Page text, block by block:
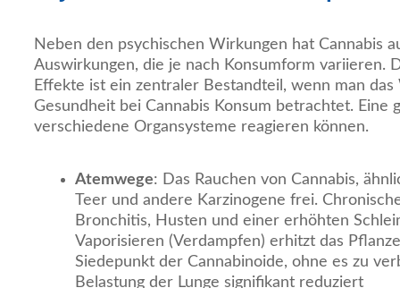
Neben den psychischen Wirkungen hat Cannabis
Auswirkungen, die je nach Konsumform variieren.
Effekte ist ein zentraler Bestandteil, wenn man
Gesundheit bei Cannabis Konsum betrachtet. Eine
verschiedene Organsysteme reagieren können.
Atemwege: Das Rauchen von Cannabis,
Teer und andere Karzinogene frei.
Bronchitis, Husten und einer erhöhten
Vaporisieren (Verdampfen) erhitzt das
Siedepunkt der Cannabinoide, ohne es zu
Belastung der Lunge signifikant reduziert